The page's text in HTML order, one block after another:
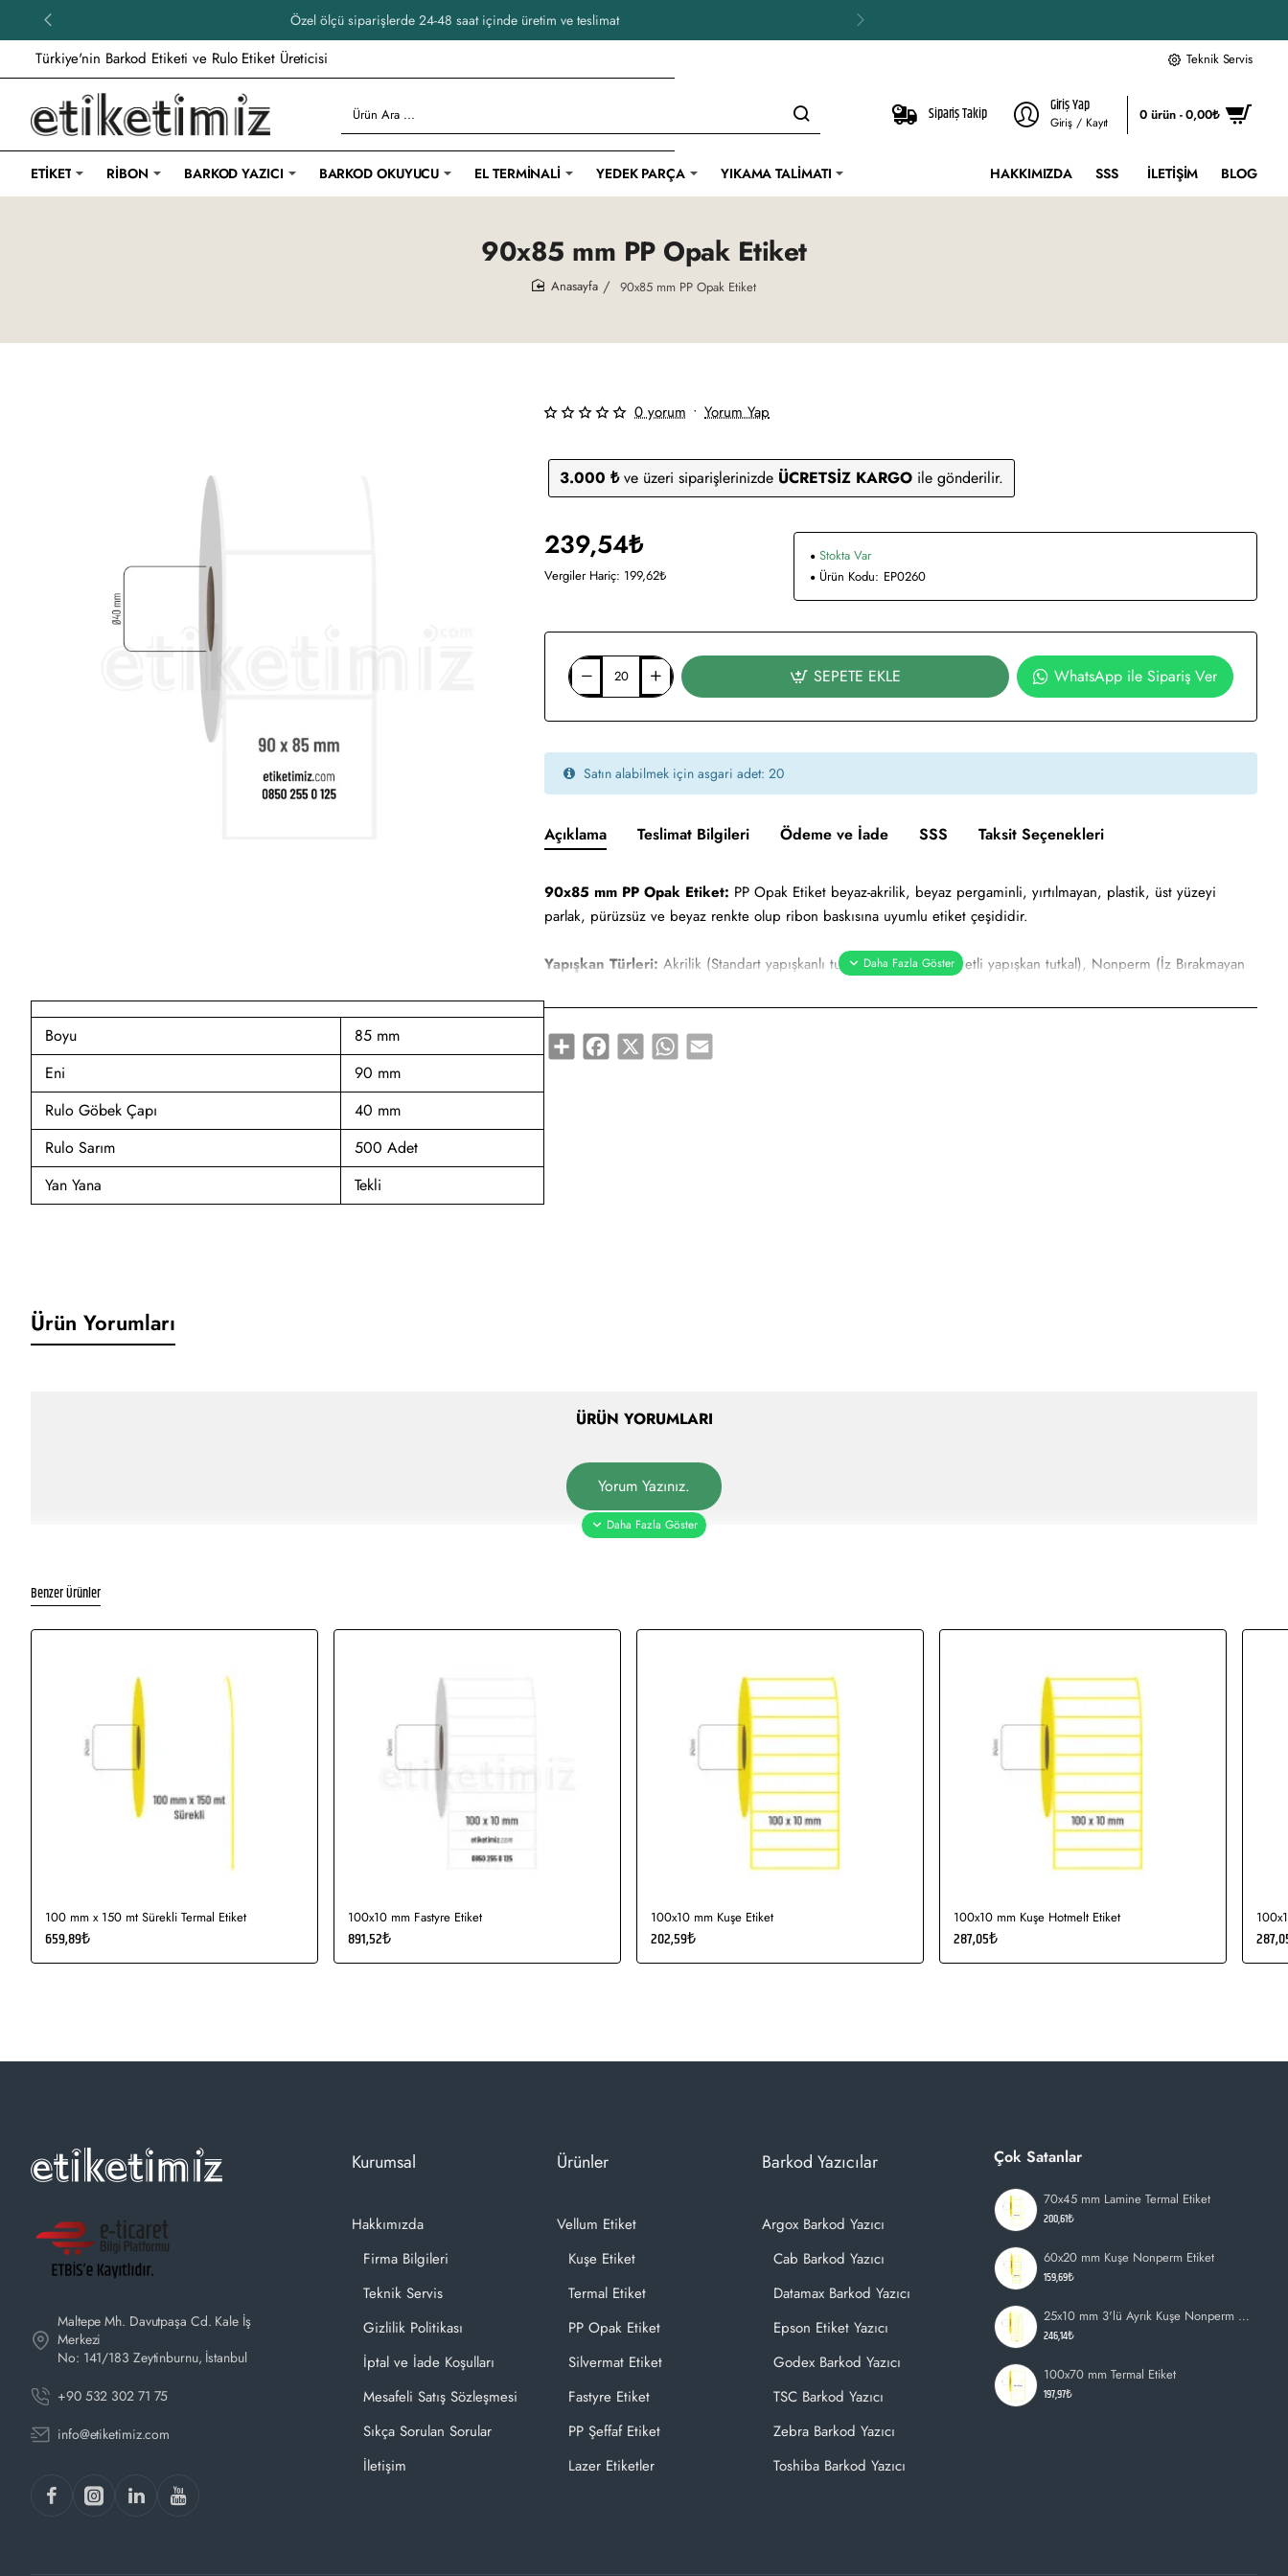
Özel ölçü siparişlerde 24-48 saat içinde üretim ve teslimat
Türkiye'nin Barkod Etiketi ve Rulo Etiket Üreticisi Teknik Servis
Ürün
Ara
...
Sipariş Takip Giriş Yap
Giriş / Kayıt 0 ürün - 0,00₺
ETIKET RIBON BARKOD YAZICI BARKOD OKUYUCU EL TERMINALI YEDEK PARÇA YIKAMA TALIMATI HAKKIMIZDA SSS İLETIŞIM BLOG
90x85 mm PP Opak Etiket
90x85 mm PP Opak Etiket
Boyu
85 mm
Eni
90 mm
Rulo Göbek Çapı
40 mm
Rulo Sarım
500 Adet
Yan Yana
Tekli
3.000 ₺ve üzeri siparişlerinizde ÜCRETSİZ KARGOile gönderilir.
0 yorum • Yorum Yap
239,54₺
Vergiler Hariç: 199,62₺
Stokta Var
Ürün Kodu: EP0260
SEPETE EKLE WhatsApp ile Sipariş Ver
Satın alabilmek için asgari adet: 20
Açıklama Teslimat Bilgileri Ödeme ve İade SSS Taksit Seçenekleri
90x85 mm PP Opak Etiket: PP Opak Etiket beyaz-akrilik, beyaz pergaminli, yırtılmayan, plastik, üst yüzeyi
parlak, pürüzsüz ve beyaz renkte olup ribon baskısına uyumlu etiket çeşididir.
Yapışkan Türleri: Akrilik (Standart yapışkanlı tutkal), Holtmelt (Kuvvetli yapışkan tutkal), Nonperm (İz Bırakmayan
Kullanım Alanları:Teknik makine ürün etiketi, demirbaş etiketi, elektronik ürün etiketi, ürün etiketi. Yüksek ve
düşük sıcaklıklarda muhafaza edilmeye uygundur. Gıda etiketi vb. amaçlar için sayısız sektör tarafından kullanımı
Share Facebook
X WhatsApp
Email
Ürün Yorumları
ÜRÜN YORUMLARI
Yorum Yazınız.
Benzer Ürünler
100 mm x 150 mt Sürekli Termal Etiket
659,89₺
100x10 mm Fastyre Etiket
891,52₺
100x10 mm Kuşe Etiket
202,59₺
100x10 mm Kuşe Hotmelt Etiket
287,05₺
Maltepe Mh. Davutpaşa Cd. Kale İş
Merkezi
No: 141/183 Zeytinburnu, İstanbul
+90 532 302 71 75
info@etiketimiz.com
Kurumsal
Hakkımızda
Firma Bilgileri
Teknik Servis
Gizlilik Politikası
İptal ve İade Koşulları
Mesafeli Satış Sözleşmesi
Sıkça Sorulan Sorular
İletişim
Ürünler
Vellum Etiket
Kuşe Etiket
Termal Etiket
PP Opak Etiket
Silvermat Etiket
Fastyre Etiket
PP Şeffaf Etiket
Lazer Etiketler
Barkod Yazıcılar
Argox Barkod Yazıcı
Cab Barkod Yazıcı
Datamax Barkod Yazıcı
Epson Etiket Yazıcı
Godex Barkod Yazıcı
TSC Barkod Yazıcı
Zebra Barkod Yazıcı
Toshiba Barkod Yazıcı
Çok Satanlar
70x45 mm Lamine Termal Etiket
200,61₺
60x20 mm Kuşe Nonperm Etiket
159,69₺
25x10 mm 3'lü Ayrık Kuşe Nonperm Etiket
246,14₺
100x70 mm Termal Etiket
197,97₺